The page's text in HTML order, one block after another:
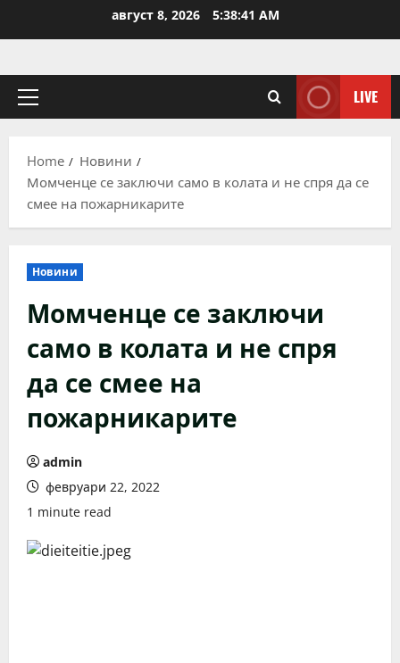
август 8, 2026 5:38:41 AM
Primary
LIVE
Home
Новини
Момченце се заключи само в колата и не спря да се
смее на пожарникарите
Новини
Момченце се заключи
само в колата и не спря
да се смее на
пожарникарите
admin
февруари 22, 2022
1 minute read